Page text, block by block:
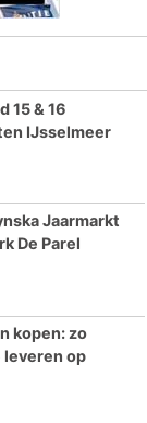
15 & 16
IJsselmeer
Jaarmarkt
De Parel
kopen: zo
leveren op